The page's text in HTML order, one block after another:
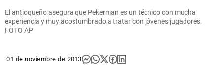
El antioqueño asegura que Pekerman es un técnico con mucha
experiencia y muy acostumbrado a tratar con jóvenes jugadores.
FOTO AP
01 de noviembre de 2013